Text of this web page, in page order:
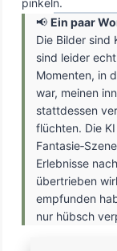
📢Ein paar
Die Bilder sind
sind leider
Momenten, in
war, meinen
stattdessen
flüchten. Die
Erlebnisse
übertrieben
empfunden
nur hübsch